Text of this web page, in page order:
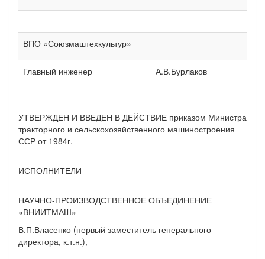
ВПО «Союзмаштехкультур»
Главный инженер А.В.Бурлаков
УТВЕРЖДЕН И ВВЕДЕН В ДЕЙСТВИЕ приказом Министра
тракторного и сельскохозяйственного машиностроения
ССР от 1984г.
ИСПОЛНИТЕЛИ
НАУЧНО-ПРОИЗВОДСТВЕННОЕ ОБЪЕДИНЕНИЕ
«ВНИИТМАШ»
В.П.Власенко (первый заместитель генерального
директора, к.т.н.),